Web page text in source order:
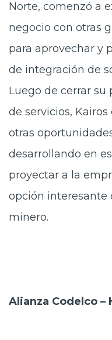
Norte, comenzó a
negocio con otras
para aprovechar y
de integración de
Luego de cerrar
de servicios,
otras
desarrollando en
proyectar a la
opción interesante
minero.
Alianza Codelco –